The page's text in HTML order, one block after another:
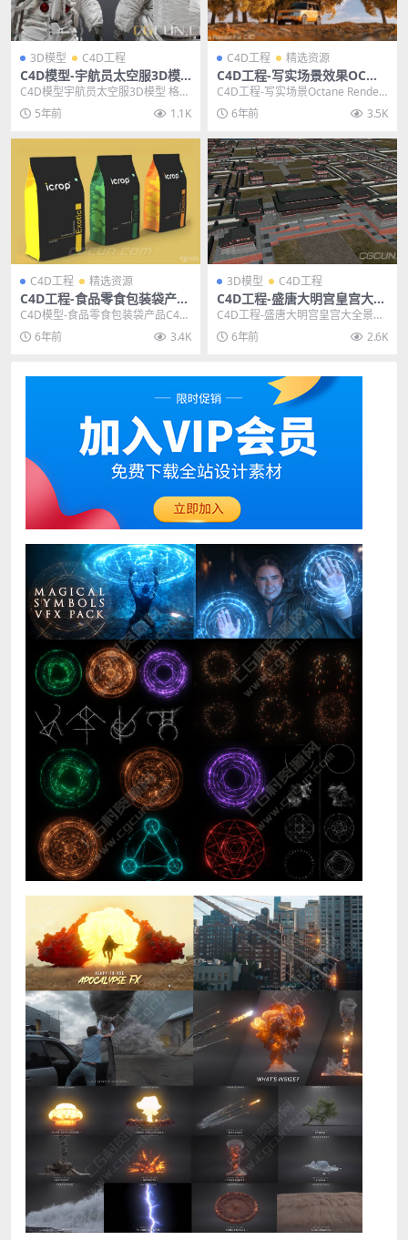
3D模型 C4D工程
C4D模型-宇航员太空服3D模
型 格式支持C4D FBX OBJ
C4D模型宇航员太空服3D模型 格式
支持C4D FBX OBJ 其他推荐: C4...
5年前 1.1K
C4D工程 精选资源
C4D工程-写实场景效果OC渲
染器工程文件
C4D工程-写实场景Octane Render
(OC渲染器)工程文件 主题授权提...
6年前 3.5K
C4D工程 精选资源
C4D工程-食品零食包装袋产品
C4D模型 含材质贴图
C4D模型-食品零食包装袋产品C4D
模型 含材质贴图 主题授权提示：请
在后台主题...
6年前 3.4K
3D模型 C4D工程
C4D工程-盛唐大明宫皇宫大全
景场景简模模型C4D MAX 含
材质贴图
C4D工程-盛唐大明宫皇宫大全景场
景简模模型C4D MAX 含材质贴图
其他推荐...
6年前 2.6K